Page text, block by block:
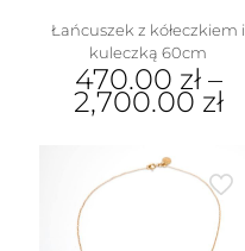
Łańcuszek z kółeczkiem i
kuleczką 60cm
470.00 zł–
2,700.00 zł
produkt
ma
wariantów.